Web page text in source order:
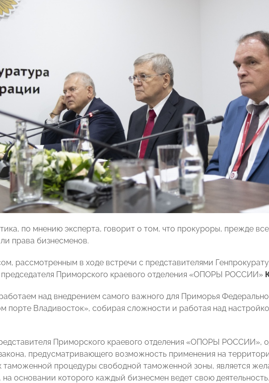
по мнению эксперта, говорит о том, что прокуроры, прежде
права бизнесменов.
рассмотренным в ходе встречи с представителями
председателя Приморского краевого отделения «ОПОРЫ РОССИИ»
над внедрением самого важного для Приморья
порте Владивосток», собирая сложности и работая над
Приморского краевого отделения «ОПОРЫ РОССИИ»,
предусматривающего возможность применения на
таможенной процедуры свободной таможенной зоны, является
на основании которого каждый бизнесмен ведет свою деятельность.